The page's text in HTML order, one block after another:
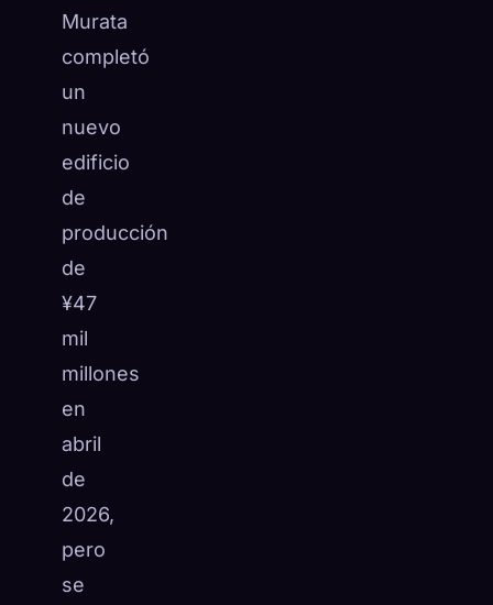
Murata
completó
un
nuevo
edificio
de
producción
de
¥47
mil
millones
en
abril
de
2026,
pero
se